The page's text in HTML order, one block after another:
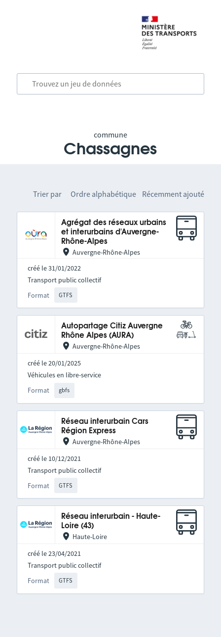
commune
Chassagnes
Trier par Ordre alphabétique Récemment ajouté
Agrégat des réseaux urbains
et interurbains d'Auvergne-
Rhône-Alpes
Auvergne-Rhône-Alpes
créé le 31/01/2022
Format GTFS
Transport public collectif
Autopartage Citiz Auvergne
Rhône Alpes (AURA)
Auvergne-Rhône-Alpes
créé le 20/01/2025
Format gbfs
Véhicules en libre-service
Réseau interurbain Cars
Région Express
Auvergne-Rhône-Alpes
créé le 10/12/2021
Format GTFS
Transport public collectif
Réseau interurbain - Haute-
Loire (43)
Haute-Loire
créé le 23/04/2021
Format GTFS
Transport public collectif